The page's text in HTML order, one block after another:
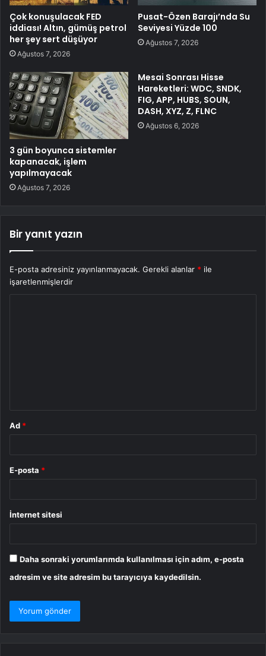
Çok konuşulacak FED
iddiası! Altın, gümüş petrol
her şey sert düşüyor
Ağustos 7, 2026
Pusat-Özen Barajı’nda Su
Seviyesi Yüzde 100
Ağustos 7, 2026
3 gün boyunca sistemler
kapanacak, işlem
yapılmayacak
Ağustos 7, 2026
Mesai Sonrası Hisse
Hareketleri: WDC, SNDK,
FIG, APP, HUBS, SOUN,
DASH, XYZ, Z, FLNC
Ağustos 6, 2026
Bir yanıt yazın
E-posta adresiniz yayınlanmayacak. Gerekli alanlar * ile
işaretlenmişlerdir
Ad *
E-posta *
İnternet sitesi
Daha sonraki yorumlarımda kullanılması için adım, e-posta
adresim ve site adresim bu tarayıcıya kaydedilsin.